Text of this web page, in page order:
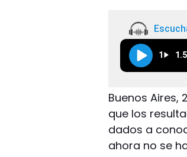
1 1.5
Buenos Aires,
que los
dados a
ahora no se